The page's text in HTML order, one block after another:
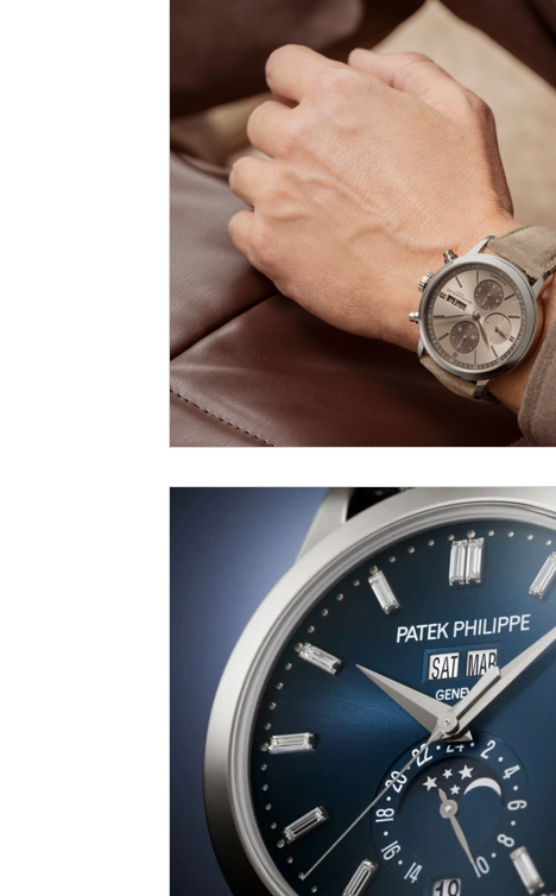
WATCH PEOPLE
戲語名錶 101 Famous Watch in Movies SIHH2019
SIHH2017 BASELWORLD2017
JEWELRY Gadget News Watches &
LVMH Watch Week 2021 WATCHES & WONDERS 2021